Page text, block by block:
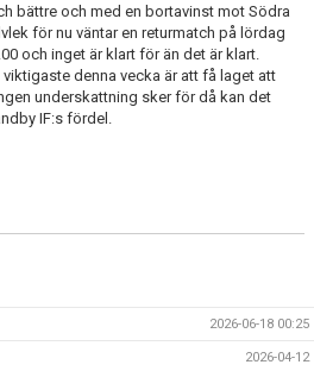
bättre och med en bortavinst mot Södra
för nu väntar en returmatch på lördag
och inget är klart för än det är klart.
denna vecka är att få laget att
underskattning sker för då kan det
IF:s fördel.
2026-06-18 00:25
2026-04-12